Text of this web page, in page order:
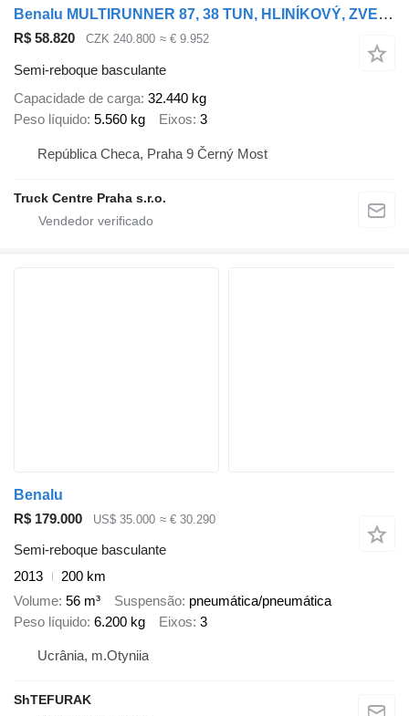
Benalu MULTIRUNNER 87, 38 TUN, HLINÍKOVÝ, ZVEDACÍ NÁPRAVA, NÁPRAVY BPW
R$ 58.820 CZK 240.800 ≈ € 9.952
Semi-reboque basculante
Capacidade de carga 32.440 kg
Peso líquido 5.560 kg Eixos 3
República Checa, Praha 9 Černý Most
Truck Centre Praha s.r.o.
Benalu
R$ 179.000
US$ 35.000 ≈ € 30.290
Semi-reboque basculante
2013
200 km
Volume 56 m³ Suspensão pneumática/pneumática
Peso líquido 6.200 kg Eixos 3
Ucrânia, m.Otyniia
ShTEFURAK